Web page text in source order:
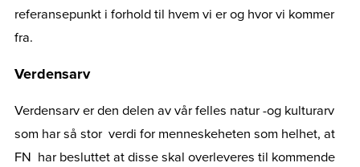
referansepunkt i forhold til hvem vi er og hvor vi kommer
fra.
Verdensarv
Verdensarv er den delen av vår felles natur -og kulturarv
som har så stor verdi for menneskeheten som helhet, at
FN har besluttet at disse skal overleveres til kommende